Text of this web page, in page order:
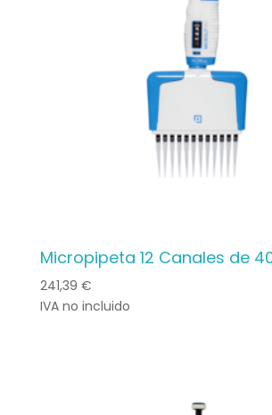
Micropipeta 12 Canales de
241,39 €
IVA no incluido